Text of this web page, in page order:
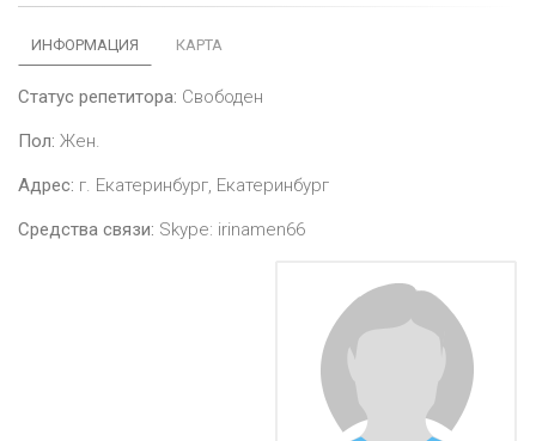
ИНФОРМАЦИЯ КАРТА
Статус репетитора: Свободен
Пол: Жен.
Адрес: г. Екатеринбург, Екатеринбург
Средства связи: Skype: irinamen66